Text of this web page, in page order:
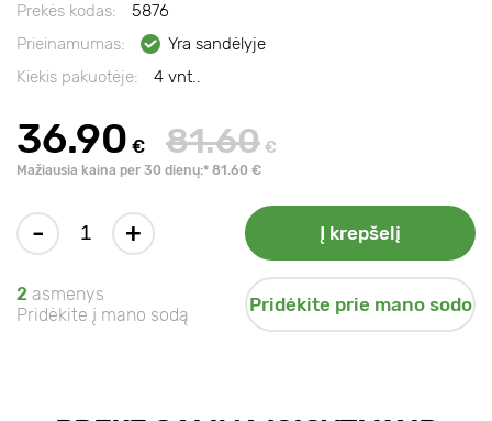
Prekės kodas:
5876
Prieinamumas:
Yra sandėlyje
Kiekis pakuotėje:
4 vnt..
36.90 € 81.60 €
Mažiausia kaina per 30 dienų:* 81.60 €
- + Į krepšelį
2 asmenys
Pridėkite į mano sodą
Pridėkite prie mano sodo